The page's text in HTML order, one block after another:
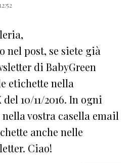
nel post, se siete già
di BabyGreen
etichette nella
10/11/2016. In ogni
vostra casella email
anche nelle
Ciao!